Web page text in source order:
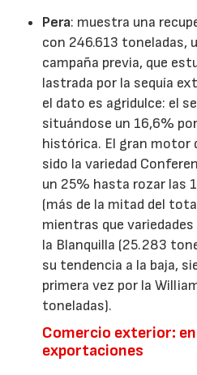
Pera: muestra una
con 246.613 toneladas,
campaña previa, que
lastrada por la sequía
el dato es agridulce: el
situándose un 16,6%
histórica. El gran motor
sido la variedad
un 25% hasta rozar las
(más de la mitad del
mientras que
la Blanquilla (25.283
su tendencia a la baja,
primera vez por la
toneladas).
Comercio exterior:
exportaciones